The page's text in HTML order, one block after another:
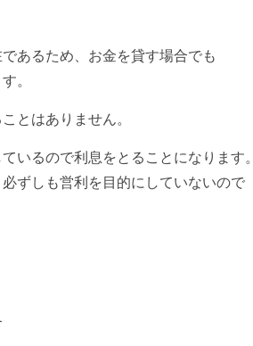
あるため、お金を貸す場合でも
。
とはありません。
いるので利息をとることになります。
ずしも営利を目的にしていないので